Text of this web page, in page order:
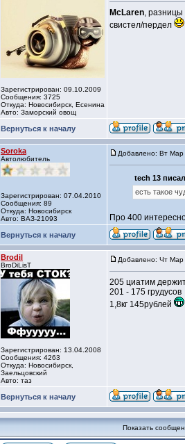
Зарегистрирован: 09.10.2009
Сообщения: 3725
Откуда: Новосибирск, Есенина
Авто: Заморский овощ
McLaren,
свистел/пердел
Вернуться к началу
Soroka
Автолюбитель
Зарегистрирован: 07.04.2010
Сообщения: 89
Откуда: Новосибирск
Авто: ВАЗ-21093
Добавлено: Вт
tech 13
eсть тaкоe
Про 400
Вернуться к началу
Brodil
BroDiLisT
Зарегистрирован: 13.04.2008
Сообщения: 4263
Откуда: Новосибирск,
Заельцовский
Авто: таз
Добавлено: Чт
205 циатим
201 - 175 грудусов
1,8кг 145рублей
Вернуться к началу
Показать